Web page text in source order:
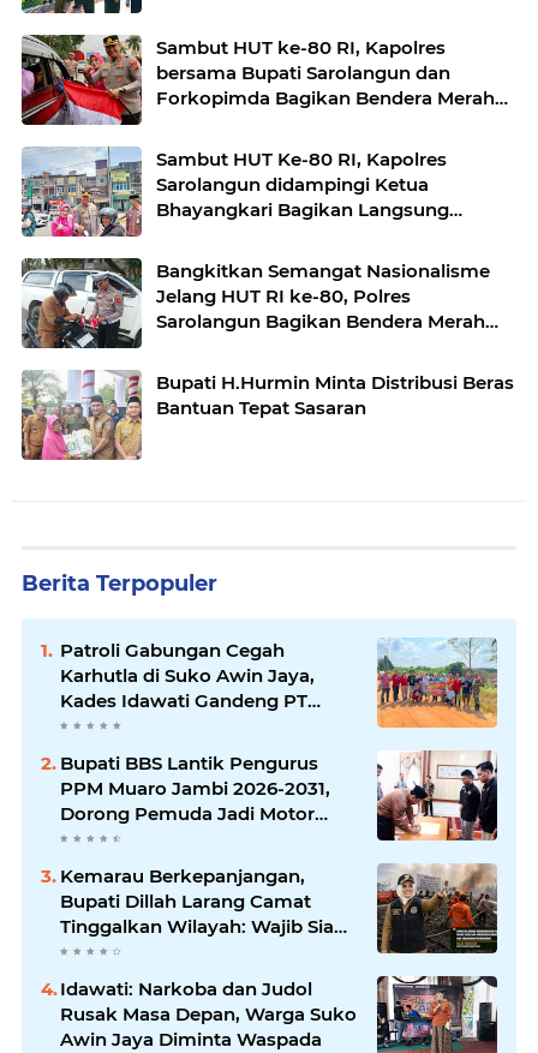
Sambut HUT ke-80 RI, Kapolres
bersama Bupati Sarolangun dan
Forkopimda Bagikan Bendera Merah
Sambut HUT Ke-80 RI, Kapolres
Sarolangun didampingi Ketua
Bhayangkari Bagikan Langsung
Singkut.
Bangkitkan Semangat Nasionalisme
Jelang HUT RI ke-80, Polres
Sarolangun Bagikan Bendera Merah
Bupati H.Hurmin Minta Distribusi Beras
Bantuan Tepat Sasaran
Berita Terpopuler
Patroli Gabungan Cegah
Karhutla di Suko Awin Jaya,
Kades Idawati Gandeng PT
BBB-S, TNI dan BPD
Bupati BBS Lantik Pengurus
PPM Muaro Jambi 2026-2031,
Dorong Pemuda Jadi Motor
Perubahan
Kemarau Berkepanjangan,
Bupati Dillah Larang Camat
Tinggalkan Wilayah: Wajib Siaga
Hadapi Karhutla dan Kebakaran
Permukiman
Idawati: Narkoba dan Judol
Rusak Masa Depan, Warga Suko
Awin Jaya Diminta Waspada